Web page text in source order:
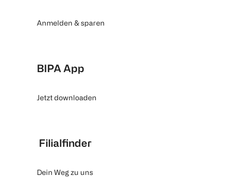
Anmelden & sparen
BIPA App
Jetzt downloaden
Filialfinder
Dein Weg zu uns